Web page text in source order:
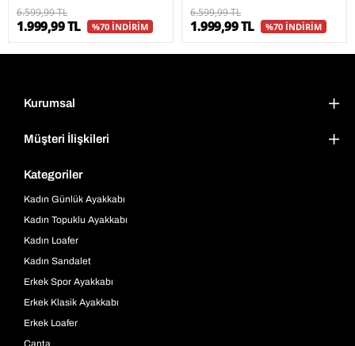
6.599,99 TL
1.999,99 TL %70 İNDİRİM
6.599,99 TL
1.999,99 TL %70 İNDİRİM
Kurumsal
Müşteri İlişkileri
Kategoriler
Kadın Günlük Ayakkabı
Kadın Topuklu Ayakkabı
Kadın Loafer
Kadın Sandalet
Erkek Spor Ayakkabı
Erkek Klasik Ayakkabı
Erkek Loafer
Çanta